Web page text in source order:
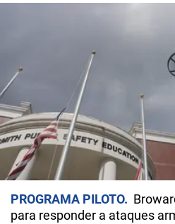
PROGRAMA PILOTO
para responder a ataques